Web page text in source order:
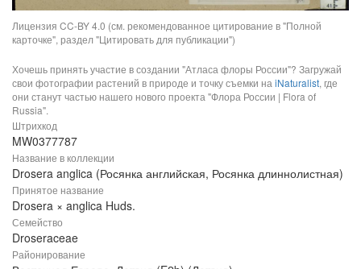
Лицензия CC-BY 4.0 (см. рекомендованное цитирование в "Полной
карточке", раздел "Цитировать для публикации")
Хочешь принять участие в создании "Атласа флоры России"? Загружай
свои фотографии растений в природе и точку съемки наiNaturalist, где
они станут частью нашего нового проекта "Флора России | Flora of
Russia".
Штрихкод
MW0377787
Название в коллекции
Drosera anglica (Росянка английская, Росянка длиннолистная)
Принятое название
Drosera × anglica Huds.
Семейство
Droseraceae
Районирование